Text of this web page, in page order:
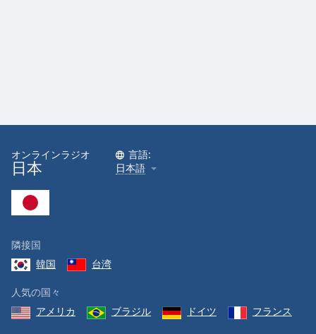
オンラインラジオ
日本
言語:
日本語
隣接国
韓国
台湾
人気の国々
アメリカ
ブラジル ドイツ フランス